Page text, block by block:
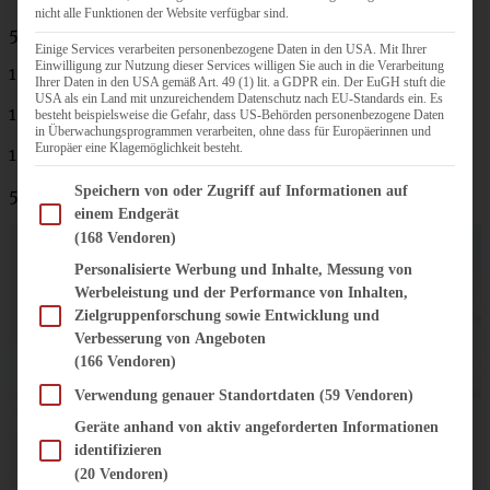
50 g Haferflocken
100 g brauner Zucker
125 g weiche Butter
1 TL Zimtpulver
50 g gehobelte Mandeln
nicht alle Funktionen der Website verfügbar sind.
Einige Services verarbeiten personenbezogene Daten in den USA. Mit Ihrer
Einwilligung zur Nutzung dieser Services willigen Sie auch in die Verarbeitung
Ihrer Daten in den USA gemäß Art. 49 (1) lit. a GDPR ein. Der EuGH stuft die
USA als ein Land mit unzureichendem Datenschutz nach EU-Standards ein. Es
besteht beispielsweise die Gefahr, dass US-Behörden personenbezogene Daten
in Überwachungsprogrammen verarbeiten, ohne dass für Europäerinnen und
Europäer eine Klagemöglichkeit besteht.
Im Folgenden finden Sie eine Liste der Zwecke des IAB Transparency and Consent
Speichern von oder Zugriff auf Informationen auf
einem Endgerät
(168 Vendoren)
Personalisierte Werbung und Inhalte, Messung von
Werbeleistung und der Performance von Inhalten,
Zielgruppenforschung sowie Entwicklung und
Verbesserung von Angeboten
(166 Vendoren)
Verwendung genauer Standortdaten (59 Vendoren)
Geräte anhand von aktiv angeforderten Informationen
identifizieren
(20 Vendoren)